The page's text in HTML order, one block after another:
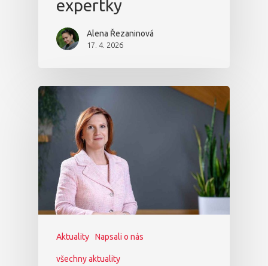
expertky
Alena Řezaninová
17. 4. 2026
Aktuality Napsali o nás
všechny aktuality